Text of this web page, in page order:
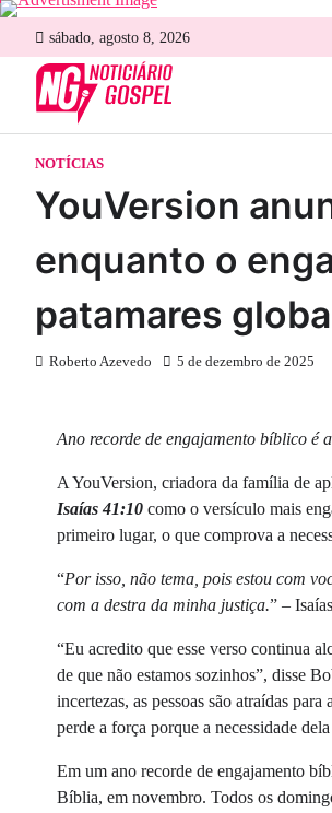
Skip
content
sábado, agosto 8, 2026
NOTÍCIAS
YouVersion
enquanto o
patamares
Roberto Azevedo 5 de dezembro de 2025
Ano recorde de engajamento bíblico
A YouVersion, criadora da família de
Isaías 41:10 como o versículo mais
primeiro lugar, o que comprova a
“Por isso, não tema, pois estou com
com a destra da minha justiça.” –
“Eu acredito que esse verso continua
de que não estamos sozinhos”, disse
incertezas, as pessoas são atraídas
perde a força porque a necessidade
Em um ano recorde de engajamento
Bíblia, em novembro. Todos os